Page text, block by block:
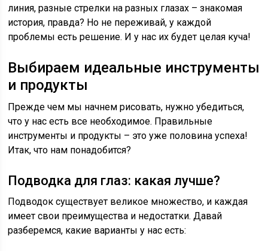
линия, разные стрелки на разных глазах – знакомая
история, правда? Но не переживай, у каждой
проблемы есть решение. И у нас их будет целая куча!
Выбираем идеальные инструменты
и продукты
Прежде чем мы начнем рисовать, нужно убедиться,
что у нас есть все необходимое. Правильные
инструменты и продукты – это уже половина успеха!
Итак, что нам понадобится?
Подводка для глаз: какая лучше?
Подводок существует великое множество, и каждая
имеет свои преимущества и недостатки. Давай
разберемся, какие варианты у нас есть: